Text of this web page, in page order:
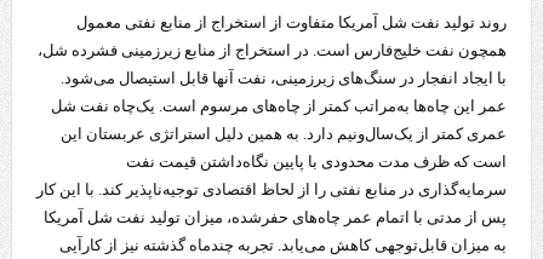
روند تولید نفت شل آمریکا متفاوت از استخراج از منابع نفتی معمول
همچون نفت خلیج‌فارس است. در استخراج از منابع زیرزمینی فشرده شل،
با ایجاد انفجار در سنگ‌های زیرزمینی، نفت آنها قابل استیصال می‌شود.
عمر این چاه‌ها به‌مراتب کمتر از چاه‌های مرسوم است. یک‌چاه نفت شل
عمری کمتر از یک‌سال‌ونیم دارد. به همین دلیل استراتژی عربستان این
است که ظرف مدت محدودی با پایین نگاه‌داشتن قیمت نفت
سرمایه‌گذاری در منابع نفتی را از لحاظ اقتصادی توجیه‌ناپذیر کند. با این کار
پس از مدتی با اتمام عمر چاه‌های حفرشده، میزان تولید نفت شل آمریکا
به میزان قابل‌توجهی کاهش می‌یابد. تجربه چندماه گذشته نیز از کارآیی